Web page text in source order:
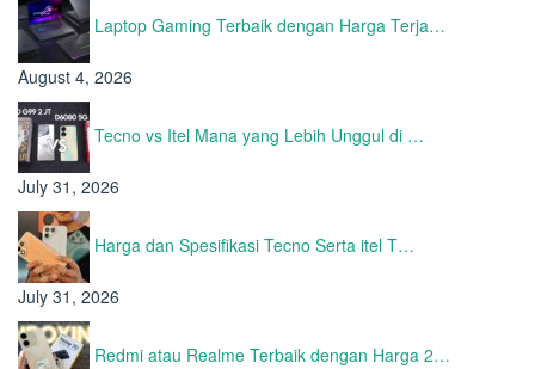
Laptop Gaming Terbaik dengan Harga Terja…
August 4, 2026
Tecno vs Itel Mana yang Lebih Unggul di …
July 31, 2026
Harga dan Spesifikasi Tecno Serta itel T…
July 31, 2026
Redmi atau Realme Terbaik dengan Harga 2…